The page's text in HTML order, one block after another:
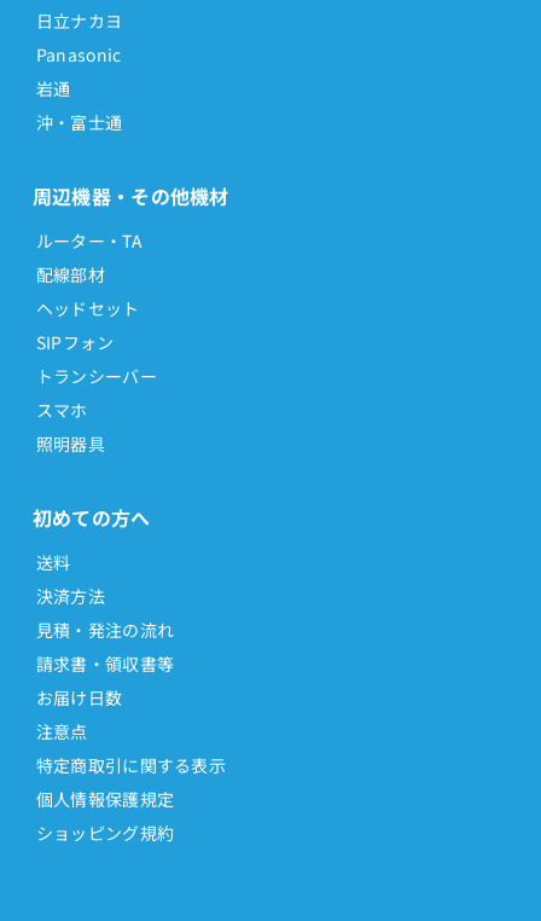
日立ナカヨ
Panasonic
岩通
沖・富士通
周辺機器・その他機材
ルーター・TA
配線部材
ヘッドセット
SIPフォン
トランシーバー
スマホ
照明器具
初めての方へ
送料
決済方法
見積・発注の流れ
請求書・領収書等
お届け日数
注意点
特定商取引に関する表示
個人情報保護規定
ショッピング規約